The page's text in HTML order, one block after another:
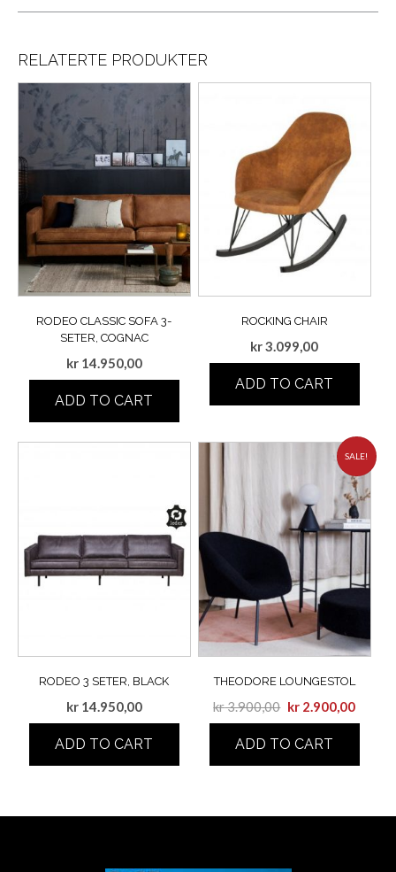
RELATERTE PRODUKTER
RODEO CLASSIC SOFA 3-
SETER, COGNAC
kr14.950,00
ADD TO CART
ROCKING CHAIR
kr3.099,00
ADD TO CART
RODEO 3 SETER, BLACK
kr14.950,00
ADD TO CART
SALE!
THEODORE LOUNGESTOL
kr3.900,00 kr 2.900,00
ADD TO CART